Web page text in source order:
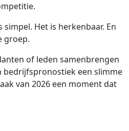
Het is herkenbaar. En
groep.
of leden samenbrengen
bedrijfspronostiek een slimme
van 2026 een moment dat